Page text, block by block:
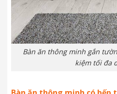
Bàn ăn thông minh gắn
kiệm tối đa